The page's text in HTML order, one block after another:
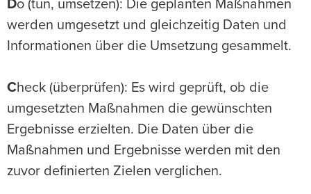
Do (tun, umsetzen): Die geplanten Maßnahmen
werden umgesetzt und gleichzeitig Daten und
Informationen über die Umsetzung gesammelt.
C heck (überprüfen): Es wird geprüft, ob die
umgesetzten Maßnahmen die gewünschten
Ergebnisse erzielten. Die Daten über die
Maßnahmen und Ergebnisse werden mit den
zuvor definierten Zielen verglichen.